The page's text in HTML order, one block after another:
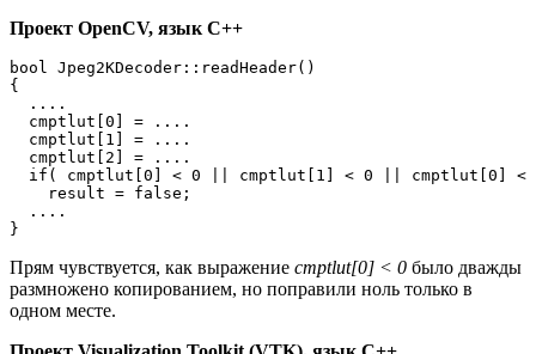
Проект OpenCV, язык C++
bool Jpeg2KDecoder::readHeader()
{
  ....
  cmptlut[0] = ....
  cmptlut[1] = ....
  cmptlut[2] = ....
if( cmptlut[0] < 0 || cmptlut[1] < 0 || cmptlut[0] <
    result = false;
  ....
}
Прям чувствуется, как выражение cmptlut[0] < 0 было дважды
размножено копированием, но поправили ноль только в
одном месте.